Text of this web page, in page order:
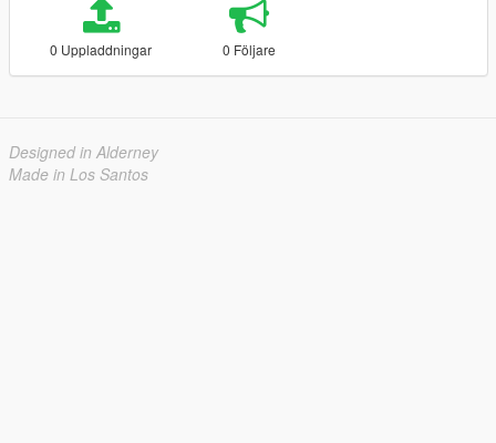
0 Uppladdningar 0 Följare
Designed in Alderney
Made in Los Santos